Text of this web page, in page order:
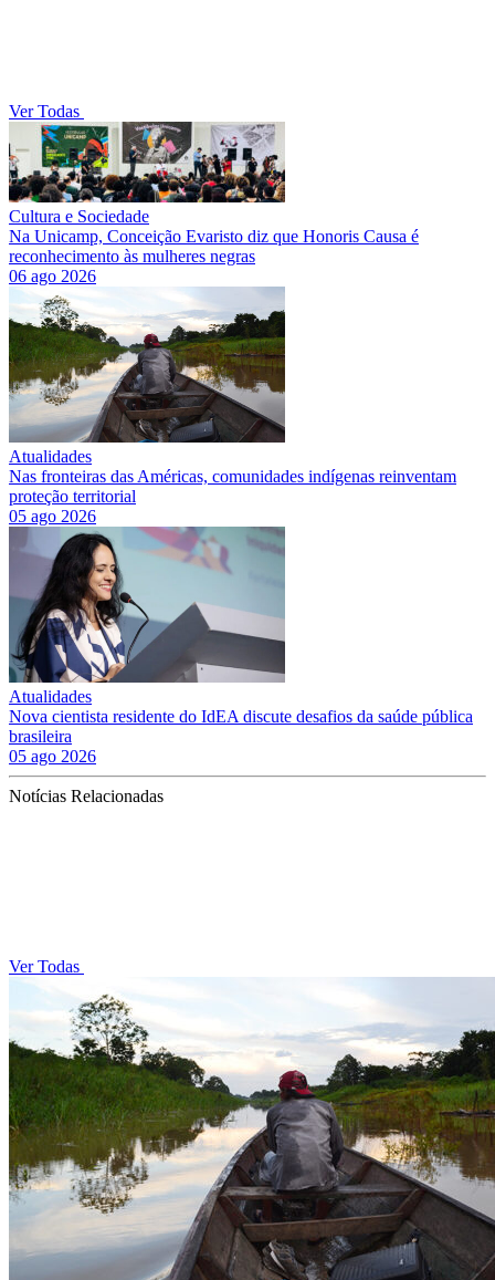
Ver Todas
Cultura e Sociedade
Na Unicamp, Conceição Evaristo diz que Honoris Causa é
reconhecimento às mulheres negras
06 ago 2026
Atualidades
Nas fronteiras das Américas, comunidades indígenas reinventam
proteção territorial
05 ago 2026
Atualidades
Nova cientista residente do IdEA discute desafios da saúde pública
brasileira
05 ago 2026
Notícias Relacionadas
Ver Todas